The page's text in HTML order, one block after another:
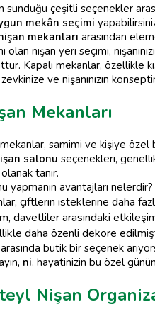
sunduğu çeşitli seçenekler
mekân seçimi
mekanları arasından
olan nişan yeri seçimi,
Kapalı mekanlar, özellikle
ve nişanınızın
Mekanları
mekanlar, samimi ve kişiye
salonu seçenekleri,
tanır.
avantajları nelerdir?
çiftlerin isteklerine daha
davetliler arasındaki
daha özenli dekore
arasında butik bir seçenek
ni, hayatinizin bu özel
Nişan